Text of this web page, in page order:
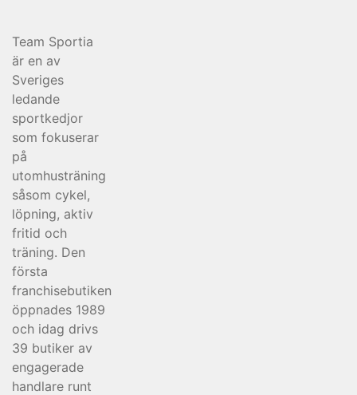
Team Sportia
är en av
Sveriges
ledande
sportkedjor
som fokuserar
på
utomhusträning
såsom cykel,
löpning, aktiv
fritid och
träning. Den
första
franchisebutiken
öppnades 1989
och idag drivs
39 butiker av
engagerade
handlare runt